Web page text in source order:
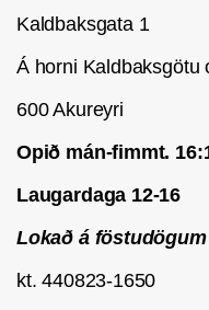
Tilvalið í:
Léttar flíkur á borð
Þvottur: Handþvottur
Kaldbaksgata 1
Á horni Kaldbaksgötu
600 Akureyri
Opið mán-fimmt.
Laugardaga 12-16
Lokað á föstudögum
kt. 440823-1650